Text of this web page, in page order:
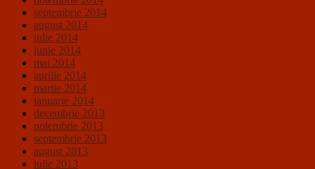
septembrie 2014
august 2014
iulie 2014
iunie 2014
mai 2014
aprilie 2014
martie 2014
ianuarie 2014
decembrie 2013
noiembrie 2013
septembrie 2013
august 2013
iulie 2013